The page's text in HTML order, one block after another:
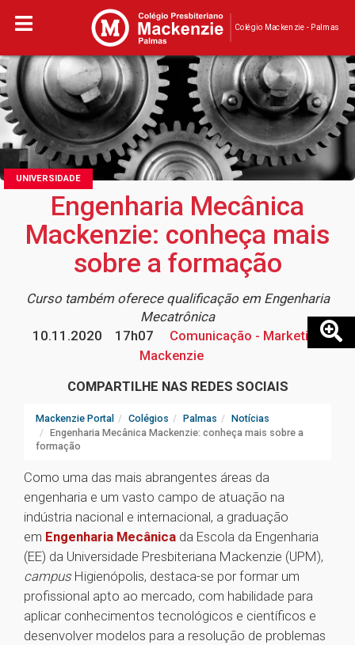
Colégio Mackenzie - Palmas
UNIVERSIDADE
Engenharia Mecânica
Mackenzie: conheça mais
sobre a formação
Curso também oferece qualificação em Engenharia
Mecatrônica
10.11.2020
17h07
Comunicação - Marketing
Mackenzie
COMPARTILHE NAS REDES SOCIAIS
Mackenzie Portal Colégios Palmas
Notícias
Engenharia Mecânica Mackenzie: conheça mais sobre a
formação
Como uma das mais abrangentes áreas da
engenharia e um vasto campo de atuação na
indústria nacional e internacional, a graduação
em Engenharia Mecânica da Escola da Engenharia
(EE) da Universidade Presbiteriana Mackenzie (UPM),
campus Higienópolis, destaca-se por formar um
profissional apto ao mercado, com habilidade para
aplicar conhecimentos tecnológicos e científicos e
desenvolver modelos para a resolução de problemas